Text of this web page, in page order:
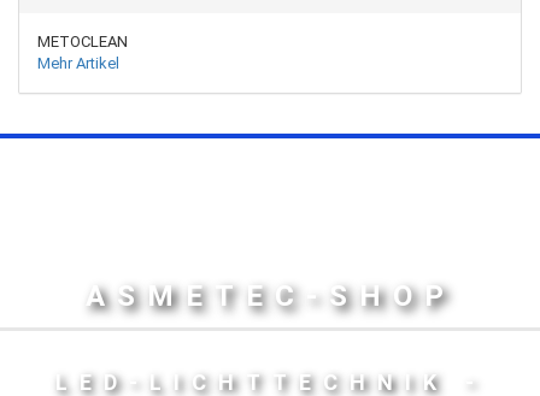
METOCLEAN
Mehr Artikel
ASMETEC-SHOP
LED-LICHTTECHNIK -